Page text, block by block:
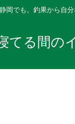
でも。釣果から自
てる間の